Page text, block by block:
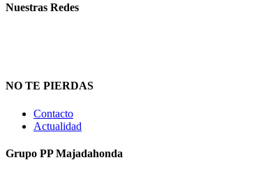
Nuestras Redes
NO TE PIERDAS
Contacto
Actualidad
Grupo PP Majadahonda